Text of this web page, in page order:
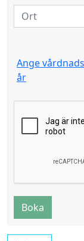
Ange
år
Boka